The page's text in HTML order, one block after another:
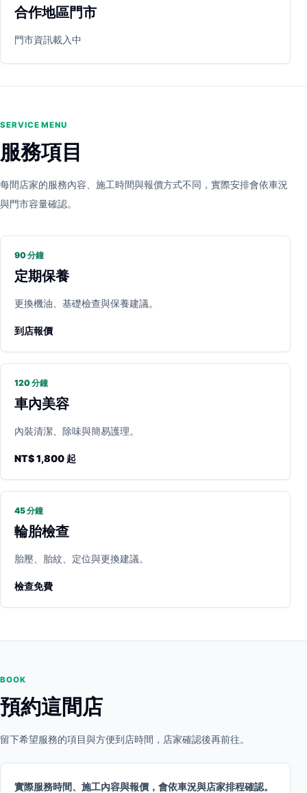
合作地區門市
門市資訊載入中
SERVICE MENU
服務項目
每間店家的服務內容、施工時間與報價方式不同，實際安排會依車況
與門市容量確認。
90 分鐘
定期保養
更換機油、基礎檢查與保養建議。
到店報價
120 分鐘
車內美容
內裝清潔、除味與簡易護理。
NT$ 1,800 起
45 分鐘
輪胎檢查
胎壓、胎紋、定位與更換建議。
檢查免費
BOOK
預約這間店
留下希望服務的項目與方便到店時間，店家確認後再前往。
實際服務時間、施工內容與報價，會依車況與店家排程確認。